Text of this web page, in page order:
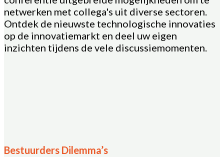
netwerken met collega's uit diverse sectoren.
Ontdek de nieuwste technologische innovaties
op de innovatiemarkt en deel uw eigen
inzichten tijdens de vele discussiemomenten.
Bestuurders Dilemma’s